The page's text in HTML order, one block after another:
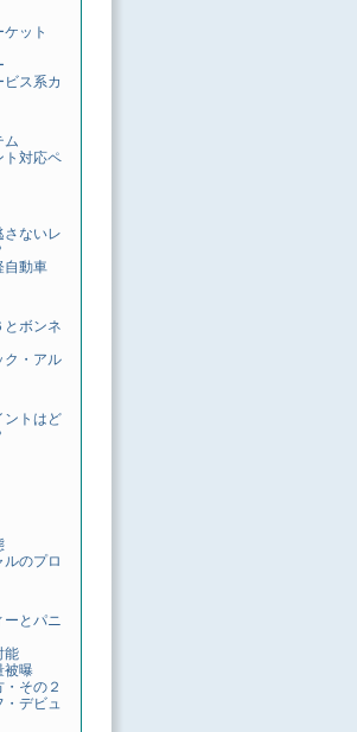
ット
ビス系カ
ム
ト対応ペ
さないレ
自動車
とボンネ
ク・アル
ントはど
ルのプロ
ーとパニ
能
被曝
その２
・デビュ